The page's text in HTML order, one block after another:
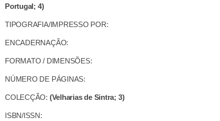
Portugal; 4)
TIPOGRAFIA/IMPRESSO POR:
ENCADERNAÇÃO:
FORMATO / DIMENSÕES:
NÚMERO DE PÁGINAS:
COLECÇÃO: (Velharias de Sintra; 3)
ISBN/ISSN: